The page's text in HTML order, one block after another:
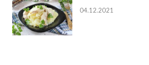
04.12.2021